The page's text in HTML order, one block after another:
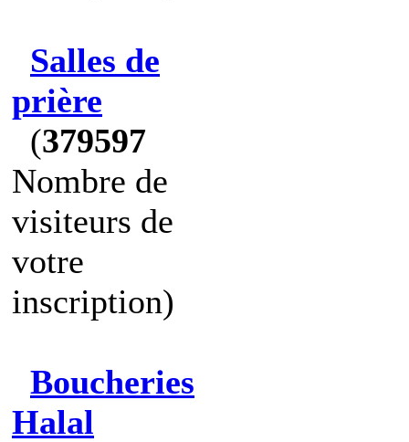
Salles de
prière
(379597
Nombre de
visiteurs de
votre
inscription)
Boucheries
Halal